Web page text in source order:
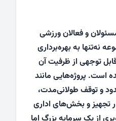
و فعالان ورزشی
نه‌تنها به بهره‌برداری
توجهی از ظرفیت آن
است. پروژه‌هایی مانند
و توقف طولانی‌مدت،
تجهیز و بخش‌های اداری